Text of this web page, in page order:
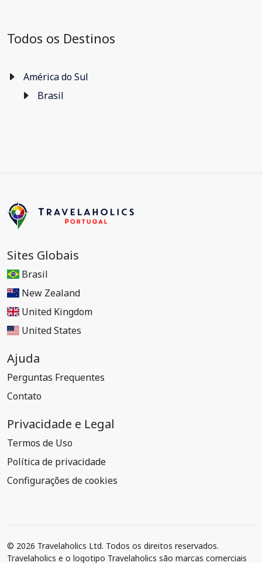
Todos os Destinos
América do Sul
Brasil
Sites Globais
Brasil
New Zealand
United Kingdom
United States
Ajuda
Perguntas Frequentes
Contato
Privacidade e Legal
Termos de Uso
Política de privacidade
Configurações de cookies
© 2026 Travelaholics Ltd. Todos os direitos reservados.
Travelaholics e o logotipo Travelaholics são marcas comerciais